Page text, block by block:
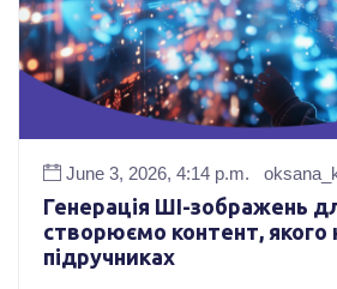
June 3, 2026, 4:14 p.m.
Генерація ШІ-зображень
створюємо контент, якого
підручниках